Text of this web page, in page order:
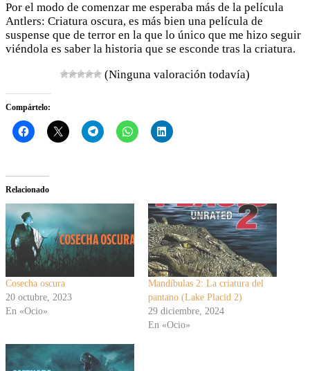
Por el modo de comenzar me esperaba más de la película
Antlers: Criatura oscura, es más bien una película de
suspense que de terror en la que lo único que me hizo seguir
viéndola es saber la historia que se esconde tras la criatura.
(Ninguna valoración todavía)
Compártelo:
Relacionado
Cosecha oscura
20 octubre, 2023
En «Ocio»
Mandíbulas 2: La criatura del
pantano (Lake Placid 2)
29 diciembre, 2024
En «Ocio»